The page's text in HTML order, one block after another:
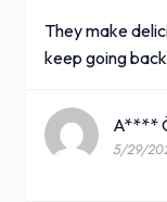
They make
keep going
A****
5/29/